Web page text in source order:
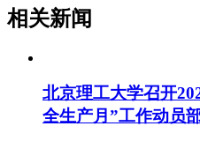
相关新闻
北京理工大学召开
全生产月”工作动员